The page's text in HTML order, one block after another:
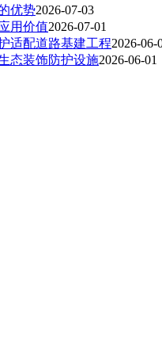
优势2026-07-03
用价值2026-07-01
适配道路基建工程2026-06-
态装饰防护设施2026-06-01